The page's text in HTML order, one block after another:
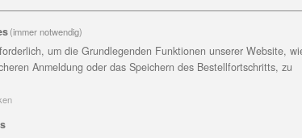
beteiligt sich seit einigen Jahren am
stattgefunden und war für die
(immer notwendig)
um die Grundlegenden Funktionen unserer Website,
Anmeldung oder das Speichern des Bestellfortschritts, zu